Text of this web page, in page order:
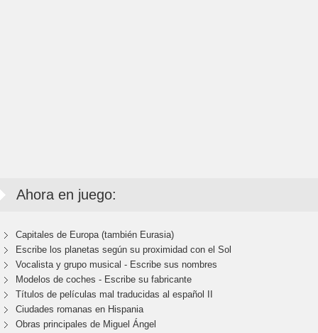
Ahora en juego:
Capitales de Europa (también Eurasia)
Escribe los planetas según su proximidad con el Sol
Vocalista y grupo musical - Escribe sus nombres
Modelos de coches - Escribe su fabricante
Títulos de películas mal traducidas al español II
Ciudades romanas en Hispania
Obras principales de Miguel Ángel